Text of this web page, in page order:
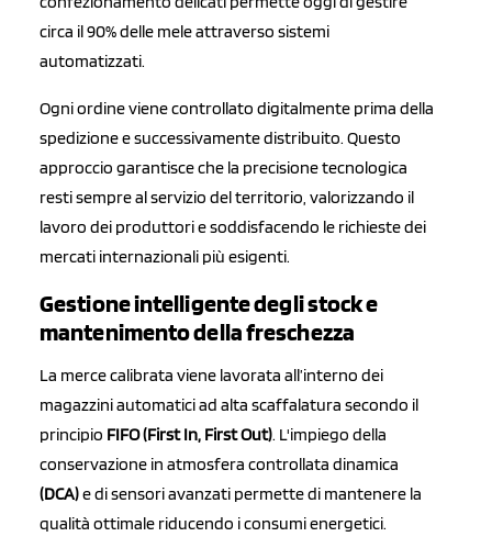
circa il 90% delle mele attraverso sistemi
automatizzati.
Ogni ordine viene controllato digitalmente prima della
spedizione e successivamente distribuito. Questo
approccio garantisce che la precisione tecnologica
resti sempre al servizio del territorio, valorizzando il
lavoro dei produttori e soddisfacendo le richieste dei
mercati internazionali più esigenti.
Gestione intelligente degli stock e
mantenimento della freschezza
La merce calibrata viene lavorata all’interno dei
magazzini automatici ad alta scaffalatura secondo il
principio FIFO (First In, First Out). L'impiego della
conservazione in atmosfera controllata dinamica
(DCA)e di sensori avanzati permette di mantenere la
qualità ottimale riducendo i consumi energetici.